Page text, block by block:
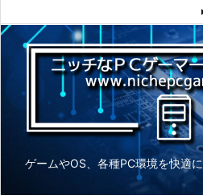
ゲームやOS、各種PC環境を快適